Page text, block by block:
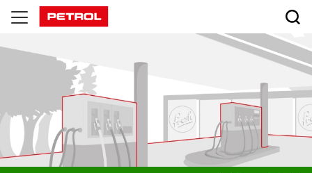
Prodajna
mesta